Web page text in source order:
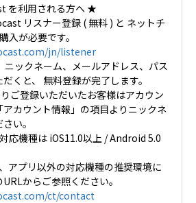
を利用される方へ ★
リスナー登録 ( 無料 ) と ネットチ
入が必要です。
jn/listener
ニックネーム、メールアドレス、パス
くと、 無料登録が完了します。
ご登録いただいたお客様はアカウン
アカウント情報」の項目よりニックネ
い。
応機種は iOS11.0以上 / Android 5.0
アプリ以外の対応機種の推奨環境に
からご参照ください。
ct/contact